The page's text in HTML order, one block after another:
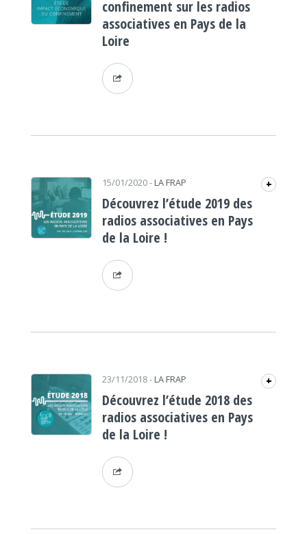
confinement sur les radios
associatives en Pays de la
Loire
15/01/2020- LA FRAP +
Découvrez l’étude 2019 des
radios associatives en Pays
de la Loire !
23/11/2018- LA FRAP +
Découvrez l’étude 2018 des
radios associatives en Pays
de la Loire !